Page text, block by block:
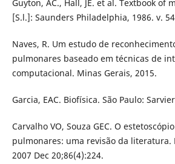
Guyton, AC., Hall, JE. et al. Textbook of
[S.l.]: Saunders Philadelphia, 1986. v.
Naves, R. Um estudo de
pulmonares baseado em técnicas de
computacional. Minas Gerais, 2015.
Garcia, EAC. Biofísica. São Paulo:
Carvalho VO, Souza GEC. O
pulmonares: uma revisão da literatura.
2007 Dec 20;86(4):224.